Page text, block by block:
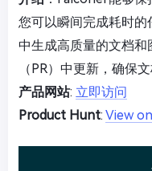
您可以瞬间完成耗时
中生成高质量的文档
（PR）中更新，确保
产品网站: 立即访问
Product Hunt: View